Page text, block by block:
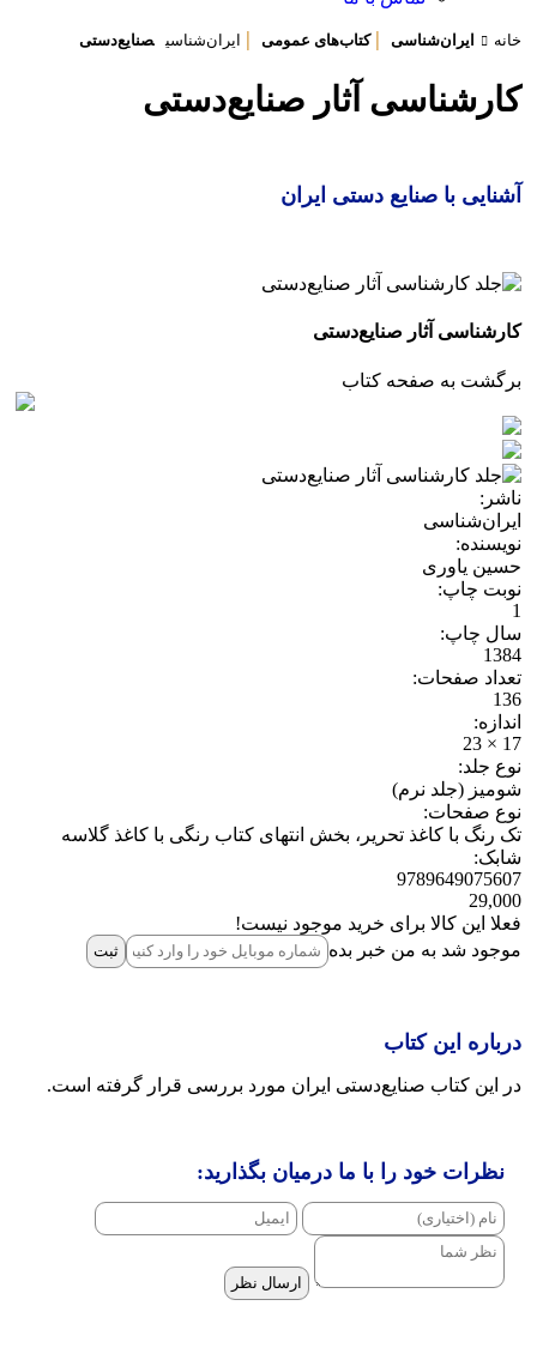
خانه ایران‌شناسی |کتاب‌های عمومی | ایران‌شناسی صنایع‌دستی
کارشناسی آثار صنایع‌دستی
آشنایی با صنایع دستی ایران
کارشناسی آثار صنایع‌دستی
برگشت به صفحه کتاب
ناشر:
ایران‌شناسی
نویسنده:
حسین یاوری
نوبت چاپ:
1
سال چاپ:
1384
تعداد صفحات:
136
اندازه:
17 × 23
نوع جلد:
شومیز (جلد نرم)
نوع صفحات:
تک رنگ با کاغذ تحریر، بخش انتهای کتاب رنگی با کاغذ گلاسه
شابک:
9789649075607
29,000
فعلا این کالا برای خرید موجود نیست!
موجود شد به من خبر بده
ثبت‌
درباره این کتاب
در این کتاب صنایع‌دستی ایران مورد بررسی قرار گرفته است.
نظرات خود را با ما درمیان بگذارید:
ارسال نظر